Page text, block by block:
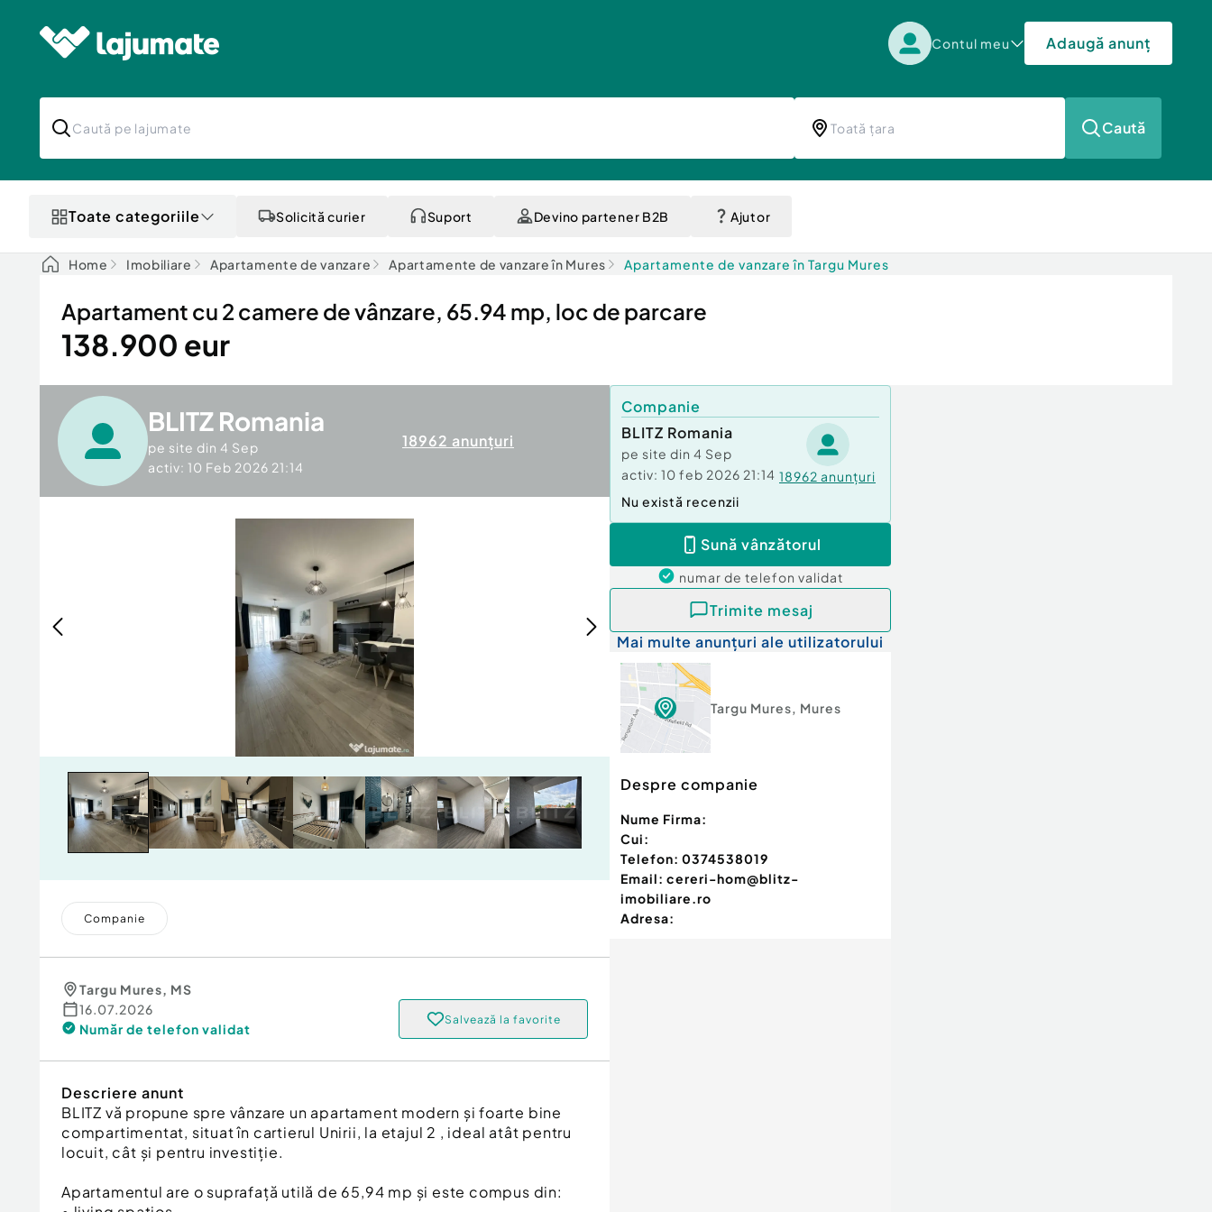
Contul meu Adaugă anunț
Caută
Toate categoriile Solicită curier Suport Devino partener B2B Ajutor
Home Imobiliare Apartamente de vanzare Apartamente de vanzare în Mures Apartamente de vanzare în Targu Mures
Apartament cu 2 camere de vânzare, 65.94 mp, loc de parcare
138.900 eur
BLITZ Romania
pe site din 4 Sep
activ: 10 Feb 2026 21:14
18962 anunțuri
Companie
Targu Mures, MS
16.07.2026
Număr de telefon validat
Salvează la favorite
Descriere anunt
BLITZ vă propune spre vânzare un apartament modern și foarte bine
compartimentat, situat în cartierul Unirii, la etajul 2 , ideal atât pentru
locuit, cât și pentru investiție.
Apartamentul are o suprafață utilă de 65,94 mp și este compus din:
Companie
BLITZ Romania
pe site din 4 Sep
activ: 10 feb 2026 21:14 18962 anunțuri
Nu există recenzii
Sună vânzătorul
numar de telefon validat
Trimite mesaj
Mai multe anunțuri ale utilizatorului
Targu Mures, Mures
Despre companie
Nume Firma:
Cui:
Telefon: 0374538019
Email: cereri-hom@blitz-
imobiliare.ro
Adresa: